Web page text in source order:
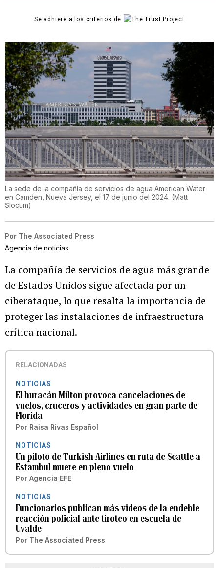
Se adhiere a los criterios de
La sede de la compañía de servicios de agua American Water
en Camden, Nueva Jersey, el 17 de junio del 2024. (Matt
Slocum)
Por The Associated Press
Agencia de noticias
La compañía de servicios de agua más grande
de Estados Unidos sigue afectada por un
ciberataque, lo que resalta la importancia de
proteger las instalaciones de infraestructura
crítica nacional.
RELACIONADAS
NOTICIAS
El huracán Milton provoca cancelaciones de
vuelos, cruceros y actividades en gran parte de
Florida
Por Raisa Rivas Español
NOTICIAS
Un piloto de Turkish Airlines en ruta de Seattle a
Estambul muere en pleno vuelo
Por Agencia EFE
NOTICIAS
Funcionarios publican más videos de la endeble
reacción policial ante tiroteo en escuela de
Uvalde
Por The Associated Press